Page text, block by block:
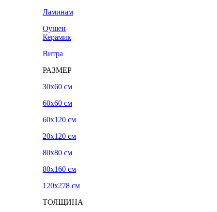
Ламинам
Оушен
Керамик
Витра
РАЗМЕР
30x60 см
60x60 см
60x120 см
20х120 см
80x80 см
80x160 см
120х278 см
ТОЛЩИНА